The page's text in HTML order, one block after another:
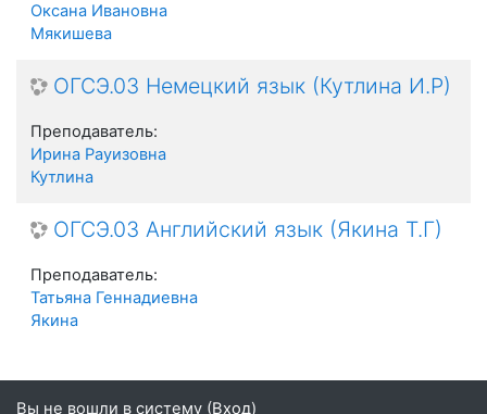
Оксана Ивановна
Мякишева
ОГСЭ.03 Немецкий язык (Кутлина И.Р)
Преподаватель:
Ирина Рауизовна
Кутлина
ОГСЭ.03 Английский язык (Якина Т.Г)
Преподаватель:
Татьяна Геннадиевна
Якина
Вы не вошли в систему (Вход)